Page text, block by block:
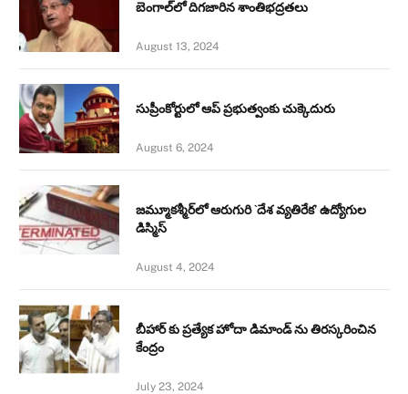
బెంగాల్‌లో దిగజారిన శాంతిభద్రతలు
August 13, 2024
సుప్రీంకోర్టులో ఆప్ ప్రభుత్వంకు చుక్కెదురు
August 6, 2024
జమ్మూకశ్మీర్‌లో ఆరుగురి `దేశ వ్యతిరేక’ ఉద్యోగుల
డిస్మిస్‌
August 4, 2024
బీహార్ కు ప్రత్యేక హోదా డిమాండ్ ను తిరస్కరించిన
కేంద్రం
July 23, 2024